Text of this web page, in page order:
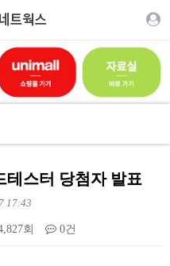
스터 당첨자 발표
17:43
회 0건